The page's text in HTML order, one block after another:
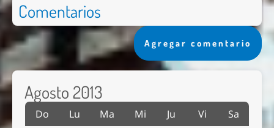
Comentarios
Agregar comentario
Agosto 2013
Do Lu Ma Mi Ju Vi
Sa